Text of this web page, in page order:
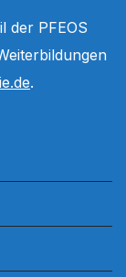
der PFEOS
.